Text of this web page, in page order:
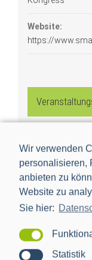
Wir verwenden
personalisieren,
anbieten zu
Website zu
Sie hier:
Statistik
Website:
https://
Anna van
Den Haag, 2595
Veranstalter